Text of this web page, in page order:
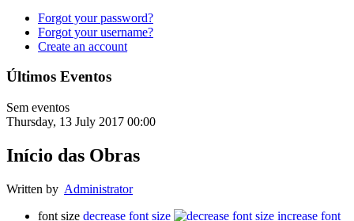
Forgot your password?
Forgot your username?
Create an account
Últimos Eventos
Sem eventos
Thursday, 13 July 2017 00:00
Início das Obras
Written by Administrator
font size decrease font size
increase font